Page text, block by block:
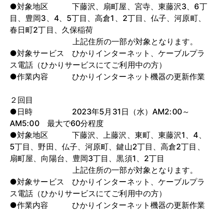
●対象地区 下藤沢、扇町屋、宮寺、東藤沢3、6丁
目、豊岡3、4、5丁目、高倉1、2丁目、仏子、河原町、
春日町2丁目、久保稲荷
上記住所の一部が対象となります。
●対象サービス ひかりインターネット、ケーブルプラ
ス電話（ひかりサービスにてご利用中の方）
●作業内容 ひかりインターネット機器の更新作業
２回目
●日時 2023年5月31日（水）AM2:00～
AM5:00 最大で60分程度
●対象地区 下藤沢、上藤沢、東町、東藤沢1、4、
5丁目、野田、仏子、河原町、鍵山2丁目、高倉2丁目、
扇町屋、向陽台、豊岡3丁目、黒須1、2丁目
上記住所の一部が対象となります。
●対象サービス ひかりインターネット、ケーブルプラ
ス電話（ひかりサービスにてご利用中の方）
●作業内容 ひかりインターネット機器の更新作業